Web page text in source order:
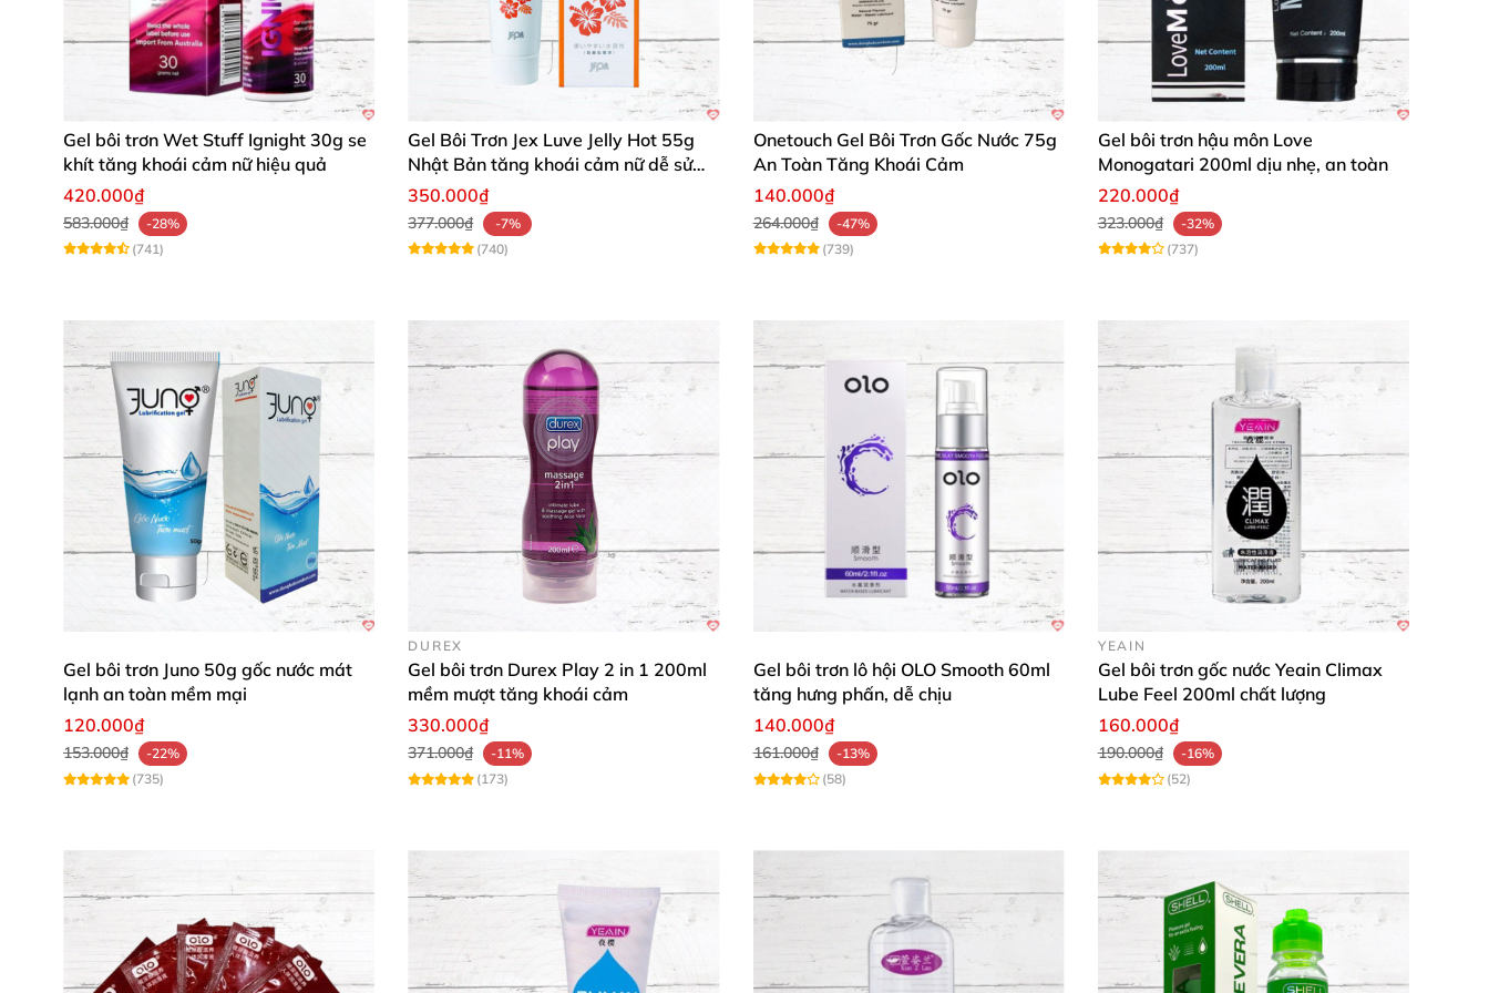
Gel bôi trơn Wet Stuff Ignight 30g se
khít tăng khoái cảm nữ hiệu quả
420.000₫
583.000₫
-28%
(741)
Gel Bôi Trơn Jex Luve Jelly Hot 55g
Nhật Bản tăng khoái cảm nữ dễ sử
dụng
350.000₫
377.000₫
-7%
(740)
Onetouch Gel Bôi Trơn Gốc Nước 75g
An Toàn Tăng Khoái Cảm
140.000₫
264.000₫
-47%
(739)
Gel bôi trơn hậu môn Love
Monogatari 200ml dịu nhẹ, an toàn
220.000₫
323.000₫
-32%
(737)
Gel bôi trơn Juno 50g gốc nước mát
lạnh an toàn mềm mại
120.000₫
153.000₫
-22%
(735)
DUREX
Gel bôi trơn Durex Play 2 in 1 200ml
mềm mượt tăng khoái cảm
330.000₫
371.000₫
-11%
(173)
Gel bôi trơn lô hội OLO Smooth 60ml
tăng hưng phấn, dễ chịu
140.000₫
161.000₫
-13%
(58)
YEAIN
Gel bôi trơn gốc nước Yeain Climax
Lube Feel 200ml chất lượng
160.000₫
190.000₫
-16%
(52)